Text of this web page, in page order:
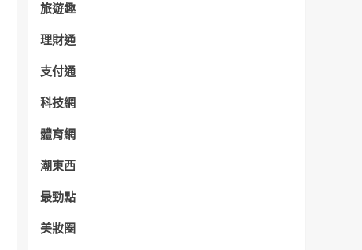
旅遊趣
理財通
支付通
科技網
體育網
潮東西
最勁點
美妝圈